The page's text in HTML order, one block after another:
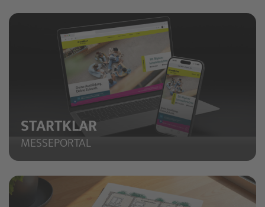
STARTKLAR
MESSEPORTAL